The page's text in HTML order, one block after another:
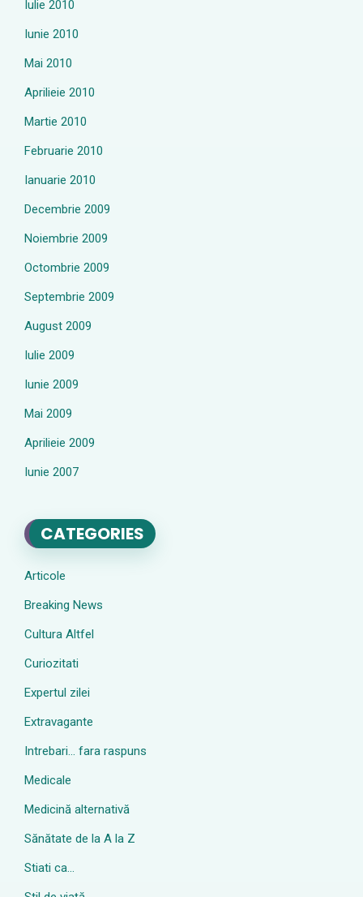
Iulie 2010
Iunie 2010
Mai 2010
Aprilieie 2010
Martie 2010
Februarie 2010
Ianuarie 2010
Decembrie 2009
Noiembrie 2009
Octombrie 2009
Septembrie 2009
August 2009
Iulie 2009
Iunie 2009
Mai 2009
Aprilieie 2009
Iunie 2007
CATEGORIES
Articole
Breaking News
Cultura Altfel
Curiozitati
Expertul zilei
Extravagante
Intrebari… fara raspuns
Medicale
Medicină alternativă
Sănătate de la A la Z
Stiati ca…